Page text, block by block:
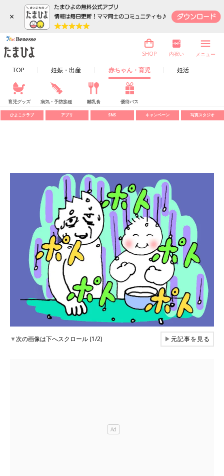
×
TOP 妊娠・出産 赤ちゃん・育児 妊活
SHOP 内祝い メニュー
育児グッズ 病気・予防接種 離乳食 優待パス
ひよこクラブ アプリ SNS キャンペーン 写真スタジオ
▼次の画像は下へスクロール (1/2) ▶元記事を見る